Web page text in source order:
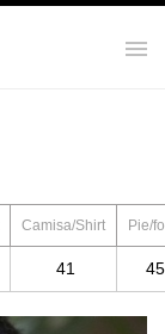
Camisa/Shirt Pie/
41 45